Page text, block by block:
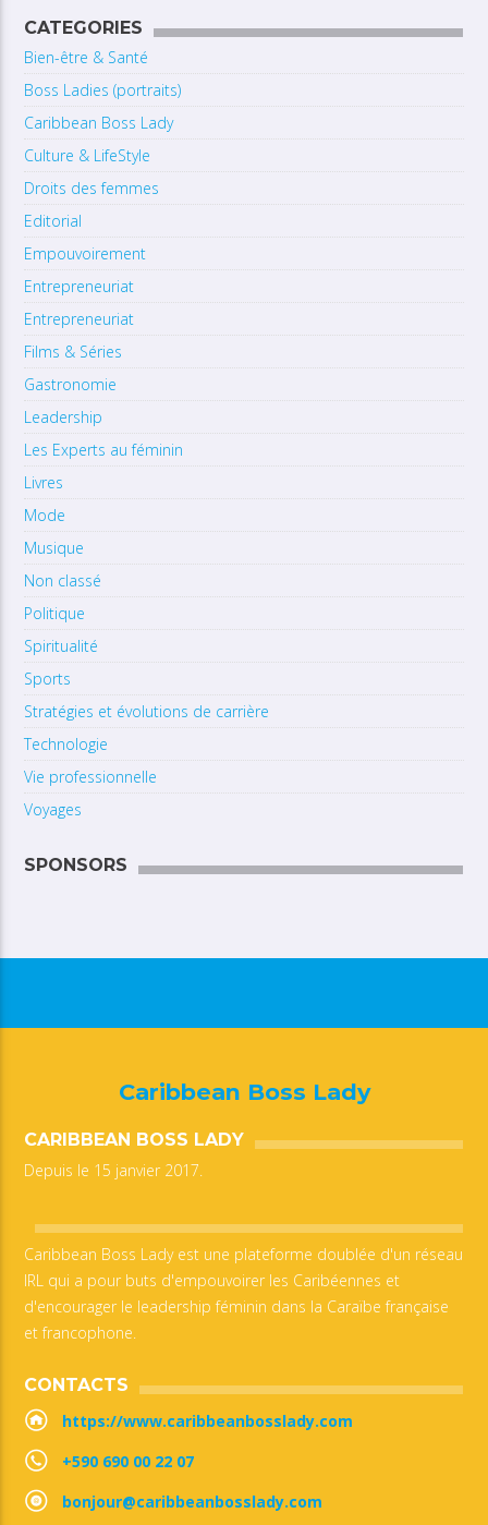
CATEGORIES
Bien-être & Santé
Boss Ladies (portraits)
Caribbean Boss Lady
Culture & LifeStyle
Droits des femmes
Editorial
Empouvoirement
Entrepreneuriat
Entrepreneuriat
Films & Séries
Gastronomie
Leadership
Les Experts au féminin
Livres
Mode
Musique
Non classé
Politique
Spiritualité
Sports
Stratégies et évolutions de carrière
Technologie
Vie professionnelle
Voyages
SPONSORS
Caribbean Boss Lady
CARIBBEAN BOSS LADY
Depuis le 15 janvier 2017.
Caribbean Boss Lady est une plateforme doublée d'un réseau
IRL qui a pour buts d'empouvoirer les Caribéennes et
d'encourager le leadership féminin dans la Caraïbe française
et francophone.
CONTACTS
https://www.caribbeanbosslady.com
+590 690 00 22 07
bonjour@caribbeanbosslady.com